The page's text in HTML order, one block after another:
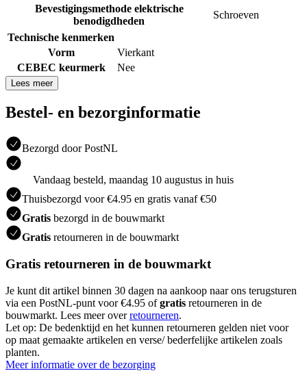
Bevestigingsmethode elektrische
benodigdheden
Schroeven
Technische kenmerken
Vorm
Vierkant
CEBEC keurmerk
Nee
Lees meer
Bestel- en bezorginformatie
Bezorgd door PostNL
Vandaag besteld, maandag 10 augustus in huis
Thuisbezorgd voor €4.95 en gratis vanaf €50
Gratis bezorgd in de bouwmarkt
Gratis retourneren in de bouwmarkt
Gratis retourneren in de bouwmarkt
Je kunt dit artikel binnen 30 dagen na aankoop naar ons terugsturen
via een PostNL-punt voor €4.95 ofgratis retourneren in de
bouwmarkt. Lees meer overretourneren.
Let op: De bedenktijd en het kunnen retourneren gelden niet voor
op maat gemaakte artikelen en verse/ bederfelijke artikelen zoals
planten.
Meer informatie over de bezorging